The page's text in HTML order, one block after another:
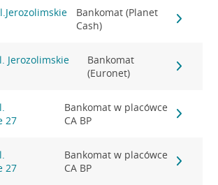
Bankomat (Planet
Cash)
Jerozolimskie
Bankomat
(Euronet)
27
Bankomat w placówce
CA BP
27
Bankomat w placówce
CA BP